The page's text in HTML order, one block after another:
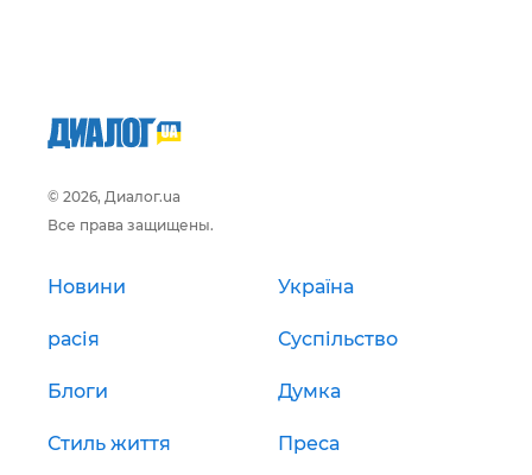
© 2026, Диалог.ua
Все права защищены.
Новини Україна
расія Суспільство
Блоги Думка
Стиль життя Преса